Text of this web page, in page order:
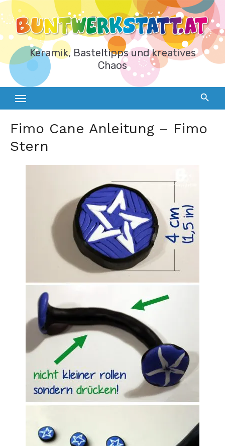
Zum
Inhalt
springen
Keramik, Basteltipps und kreatives
Chaos
Fimo Cane Anleitung – Fimo
Stern